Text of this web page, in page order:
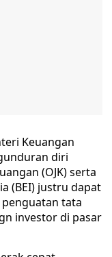
Keuangan
diri
(OJK) serta
(BEI) justru dapat
tata
investor di pasar